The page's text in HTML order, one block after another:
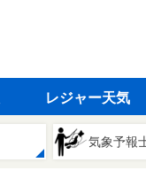
レジャー天気
気象予報